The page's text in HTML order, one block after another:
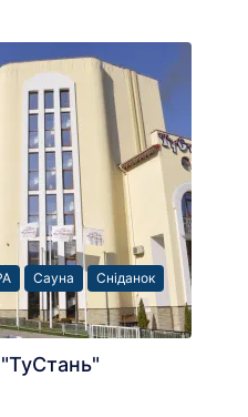
Сауна
Сніданок